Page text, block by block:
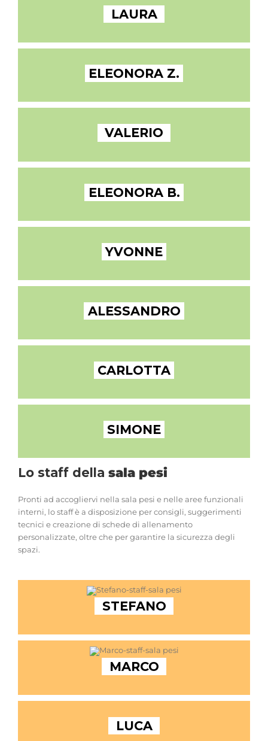
LAURA
ELEONORA Z.
VALERIO
ELEONORA B.
YVONNE
ALESSANDRO
CARLOTTA
SIMONE
Lo staff della sala pesi
Pronti ad accogliervi nella sala pesi e nelle aree funzionali
interni, lo staff è a disposizione per consigli, suggerimenti
tecnici e creazione di schede di allenamento
personalizzate, oltre che per garantire la sicurezza degli
spazi.
STEFANO
MARCO
LUCA